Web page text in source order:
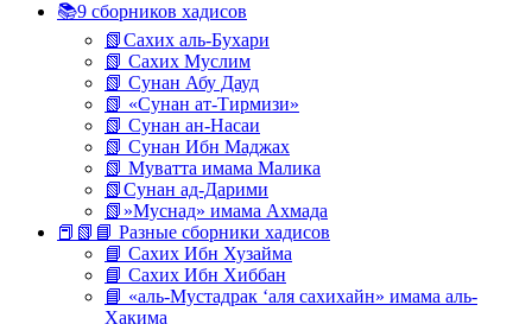
📚9 сборников хадисов
📗Сахих аль-Бухари
📗 Сахих Муслим
📗 Сунан Абу Дауд
📗 «Сунан ат-Тирмизи»
📗 Сунан ан-Насаи
📗 Сунан Ибн Маджах
📗 Муватта имама Малика
📗Сунан ад-Дарими
📗»Муснад» имама Ахмада
📕📗📘 Разные сборники хадисов
📘 Сахих Ибн Хузайма
📘 Сахих Ибн Хиббан
📘 «аль-Мустадрак ‘аля сахихайн» имама аль-
Хакима